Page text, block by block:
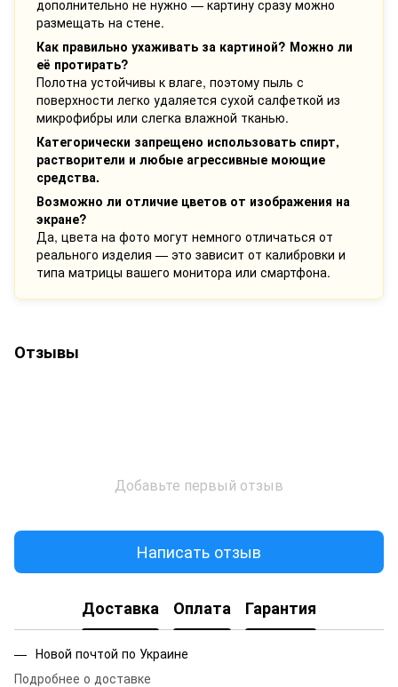
дополнительно не нужно — картину сразу можно
размещать на стене.
Как правильно ухаживать за картиной? Можно ли
её протирать?
Полотна устойчивы к влаге, поэтому пыль с
поверхности легко удаляется сухой салфеткой из
микрофибры или слегка влажной тканью.
Категорически запрещено использовать спирт,
растворители и любые агрессивные моющие
средства.
Возможно ли отличие цветов от изображения на
экране?
Да, цвета на фото могут немного отличаться от
реального изделия — это зависит от калибровки и
типа матрицы вашего монитора или смартфона.
Отзывы
Добавьте первый отзыв
Написать отзыв
Доставка Оплата Гарантия
Новой почтой по Украине
Подробнее о доставке